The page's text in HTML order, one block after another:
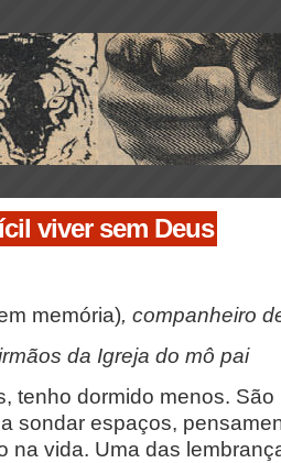
viver sem Deus
memória), companheiro
da Igreja do mô pai
tenho dormido menos. São
sondar espaços,
na vida. Uma das